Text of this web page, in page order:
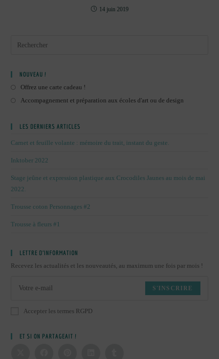
14 juin 2019
NOUVEAU !
Offrez une carte cadeau !
Accompagnement et préparation aux écoles d'art ou de design
LES DERNIERS ARTICLES
Carnet et feuille volante : mémoire du trait, instant du geste.
Inktober 2022
Stage jeûne et expression plastique aux Crocodiles Jaunes au mois de mai
2022.
Trousse coton Personnages #2
Trousse à fleurs #1
LETTRE D’INFORMATION
Recevez les actualités et les nouveautés, au maximum une fois par mois !
S'INSCRIRE
Accepter les termes RGPD
ET SI ON PARTAGEAIT !